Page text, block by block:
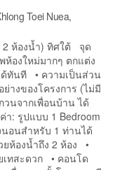
Toei Nuea,
2 ห้องน้ำ) ทิศใต้ จุด
ห้องใหม่มากๆ ตกแต่ง
ด้ทันที • ความเป็นส่วน
างของโครงการ (ไม่มี
วนจากเพื่อนบ้าน ได้
: รูปแบบ 1 Bedroom
นอนสำหรับ 1 ท่านได้
ห้องน้ำถึง 2 ห้อง •
เทสะดวก • คอนโด